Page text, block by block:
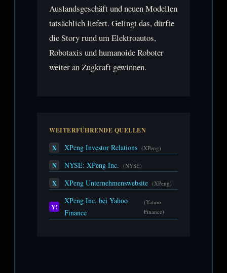
Auslandsgeschäft und neuen Modellen
tatsächlich liefert. Gelingt das, dürfte
die Story rund um Elektroautos,
Robotaxis und humanoide Roboter
weiter an Zugkraft gewinnen.
WEITERFÜHRENDE QUELLEN
X XPeng Investor Relations (XPeng)
N NYSE: XPeng Inc. (NYSE)
X XPeng Unternehmenswebsite (XPeng)
Y!
XPeng Inc. bei Yahoo
Finance
(Yahoo
Finance)